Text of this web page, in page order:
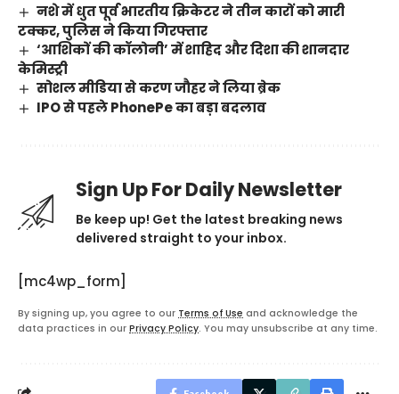
नशे में धुत पूर्व भारतीय क्रिकेटर ने तीन कारों को मारी
टक्कर, पुलिस ने किया गिरफ्तार
‘आशिकों की कॉलोनी’ में शाहिद और दिशा की शानदार
केमिस्ट्री
सोशल मीडिया से करण जौहर ने लिया ब्रेक
IPO से पहले PhonePe का बड़ा बदलाव
Sign Up For Daily Newsletter
Be keep up! Get the latest breaking news
delivered straight to your inbox.
[mc4wp_form]
By signing up, you agree to our Terms of Use and acknowledge the
data practices in our Privacy Policy. You may unsubscribe at any time.